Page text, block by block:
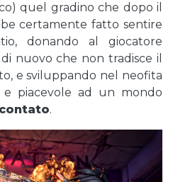
quel gradino che dopo il
certamente fatto sentire
donando al giocatore
nuovo che non tradisce il
e sviluppando nel neofita
e piacevole ad un mondo
.